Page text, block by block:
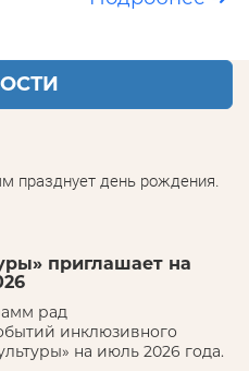
празднует день рождения.
приглашает на
рад
инклюзивного
на июль 2026 года.